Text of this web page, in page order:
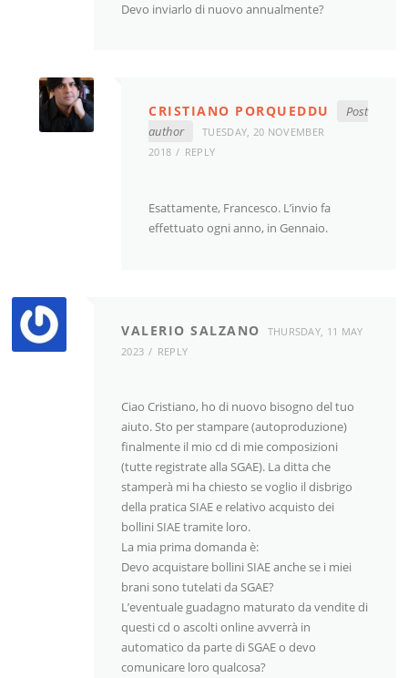
Devo inviarlo di nuovo annualmente?
CRISTIANO PORQUEDDU
Post
author
TUESDAY, 20 NOVEMBER
2018
REPLY
Esattamente, Francesco. L’invio fa
effettuato ogni anno, in Gennaio.
VALERIO SALZANO
THURSDAY, 11 MAY
2023
REPLY
Ciao Cristiano, ho di nuovo bisogno del tuo
aiuto. Sto per stampare (autoproduzione)
finalmente il mio cd di mie composizioni
(tutte registrate alla SGAE). La ditta che
stamperà mi ha chiesto se voglio il disbrigo
della pratica SIAE e relativo acquisto dei
bollini SIAE tramite loro.
La mia prima domanda è:
Devo acquistare bollini SIAE anche se i miei
brani sono tutelati da SGAE?
L’eventuale guadagno maturato da vendite di
questi cd o ascolti online avverrà in
automatico da parte di SGAE o devo
comunicare loro qualcosa?